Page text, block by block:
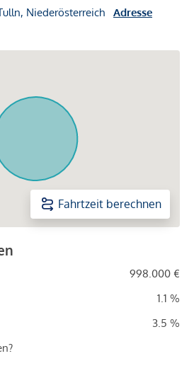
Niederösterreich
Adresse
Fahrtzeit berechnen
998.000 €
1.1 %
3.5 %